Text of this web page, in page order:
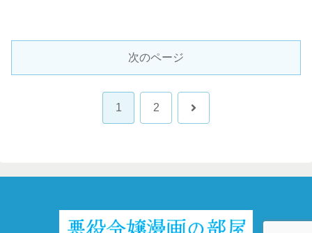
次のページ
1 2 次